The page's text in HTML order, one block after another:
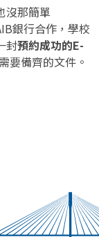
沒那簡單
銀行合作，學校
封預約成功的E-
要備齊的文件。